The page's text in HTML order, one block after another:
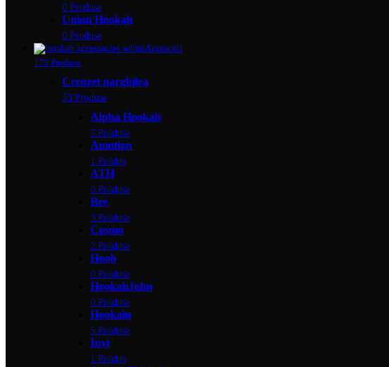
0 Produse
Union Hookah
0 Produse
Accesorii
179 Produse
Creuzet narghilea
53 Produse
Alpha Hookah
7 Produse
Amotion
1 Produs
ATH
0 Produse
Bee
3 Produse
Cosmo
2 Produse
Hoob
0 Produse
HookahJohn
0 Produse
Hookain
5 Produse
Invi
1 Produs